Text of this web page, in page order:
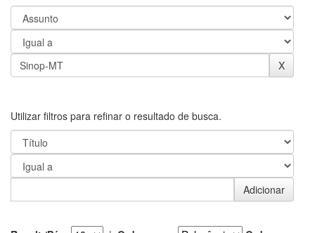
Utilizar filtros para refinar o resultado de busca.